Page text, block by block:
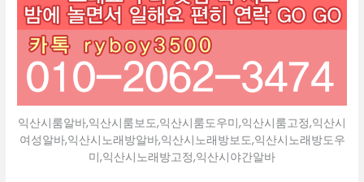
익산시룸알바,익산시룸보도,익산시룸도우미,익산시룸고정,익산시
여성알바,익산시노래방알바,익산시노래방보도,익산시노래방도우
미,익산시노래방고정,익산시야간알바